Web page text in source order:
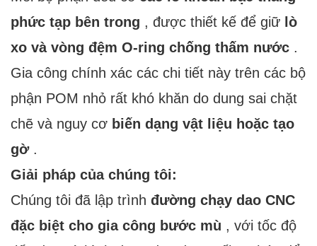
phức tạp bên trong , được thiết kế để giữ lò
xo và vòng đệm O-ring chống thấm nước .
Gia công chính xác các chi tiết này trên các bộ
phận POM nhỏ rất khó khăn do dung sai chặt
chẽ và nguy cơ biến dạng vật liệu hoặc tạo
gờ.
Giải pháp của chúng tôi:
Chúng tôi đã lập trình đường chạy dao CNC
đặc biệt cho gia công bước mù , với tốc độ